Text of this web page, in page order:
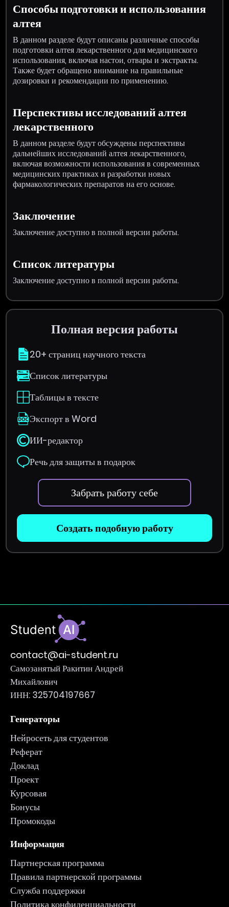
Способы подготовки и использования
алтея
В данном разделе будут описаны различные способы
подготовки алтея лекарственного для медицинского
использования, включая настои, отвары и экстракты.
Также будет обращено внимание на правильные
дозировки и рекомендации по применению.
Перспективы исследований алтея
лекарственного
В данном разделе будут обсуждены перспективы
дальнейших исследований алтея лекарственного,
включая возможности использования в современных
медицинских практиках и разработки новых
фармакологических препаратов на его основе.
Заключение
Заключение доступно в полной версии работы.
Список литературы
Заключение доступно в полной версии работы.
Полная версия работы
20+ страниц научного текста
Список литературы
Таблицы в тексте
Экспорт в Word
ИИ-редактор
Речь для защиты в подарок
Забрать работу себе
Создать подобную работу
contact@ai-student.ru
Самозанятый Ракитин Андрей
Михайлович
ИНН: 325704197667
Генераторы
Нейросеть для студентов
Реферат
Доклад
Проект
Курсовая
Бонусы
Промокоды
Информация
Партнерская программа
Правила партнерской программы
Служба поддержки
Политика конфиденциальности